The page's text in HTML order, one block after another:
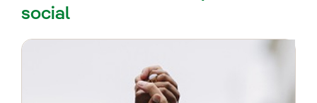
social